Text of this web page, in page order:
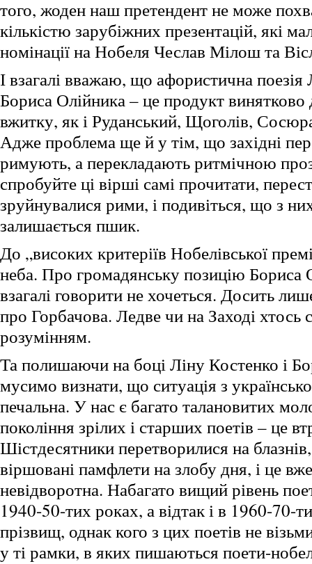
того, жоден наш претендент не може
кількістю зарубіжних презентацій, які
номінації на Нобеля Чеслав Мілош та
І взагалі вважаю, що афористична поезія
Бориса Олійника – це продукт
вжитку, як і Руданський, Щоголів,
Адже проблема ще й у тім, що західні
римують, а перекладають ритмічною
спробуйте ці вірші самі прочитати,
зруйнувалися рими, і подивіться, що з
залишається пшик.
До „високих критеріїв Нобелівської
неба. Про громадянську позицію Бориса
взагалі говорити не хочеться. Досить
про Горбачова. Ледве чи на Заході хтось
розумінням.
Та полишаючи на боці Ліну Костенко і
мусимо визнати, що ситуація з
печальна. У нас є багато талановитих
покоління зрілих і старших поетів – це
Шістдесятники перетворилися на
віршовані памфлети на злобу дня, і це
невідворотна. Набагато вищий рівень
1940-50-тих роках, а відтак і в 1960-70-
прізвищ, однак кого з цих поетів не
у ті рамки, в яких пишаються поети-